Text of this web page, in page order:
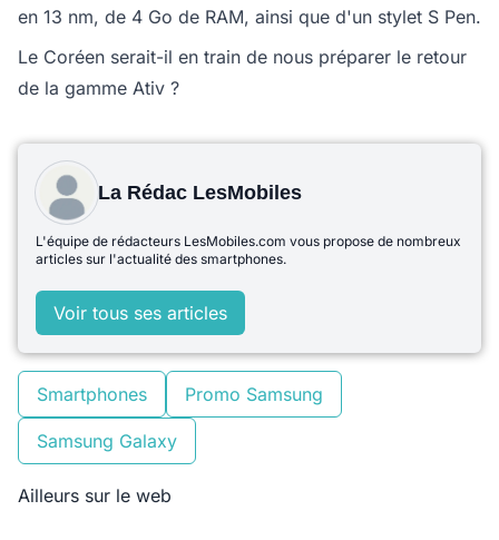
en 13 nm, de 4 Go de RAM, ainsi que d'un stylet S Pen.
Le Coréen serait-il en train de nous préparer le retour
de la gamme Ativ ?
La Rédac LesMobiles
L'équipe de rédacteurs LesMobiles.com vous propose de nombreux
articles sur l'actualité des smartphones.
Voir tous ses articles
Smartphones Promo Samsung
Samsung Galaxy
Ailleurs sur le web